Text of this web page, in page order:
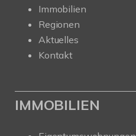
Immobilien
Regionen
Aktuelles
Kontakt
IMMOBILIEN